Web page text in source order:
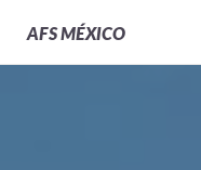
AFSMÉXICO